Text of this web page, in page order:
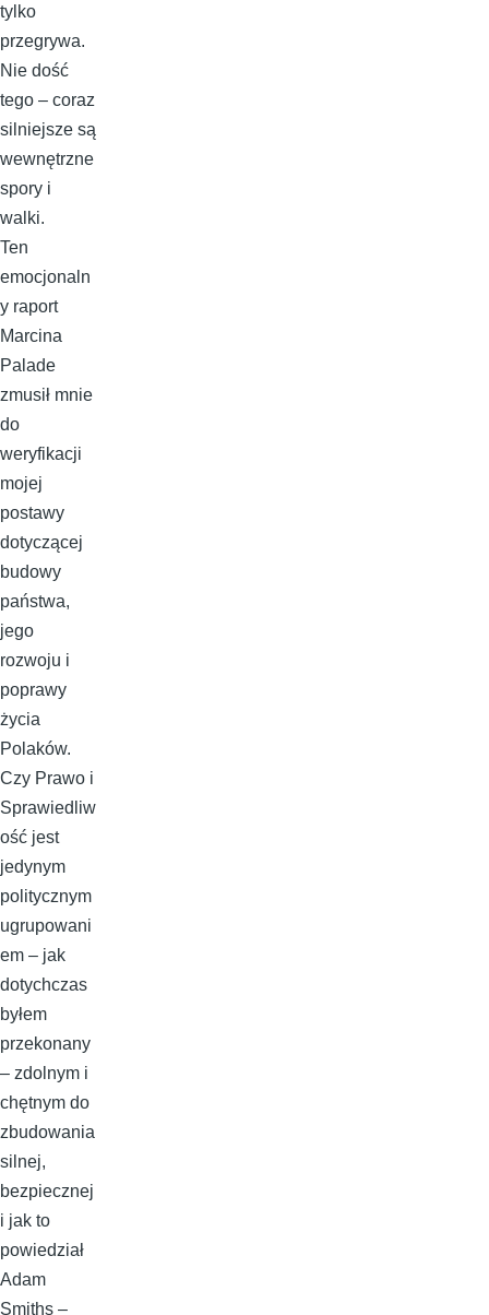
tylko
przegrywa.
Nie dość
tego – coraz
silniejsze są
wewnętrzne
spory i
walki.
Ten
emocjonaln
y raport
Marcina
Palade
zmusił mnie
do
weryfikacji
mojej
postawy
dotyczącej
budowy
państwa,
jego
rozwoju i
poprawy
życia
Polaków.
Czy Prawo i
Sprawiedliw
ość jest
jedynym
politycznym
ugrupowani
em – jak
dotychczas
byłem
przekonany
– zdolnym i
chętnym do
zbudowania
silnej,
bezpiecznej
i jak to
powiedział
Adam
Smiths –